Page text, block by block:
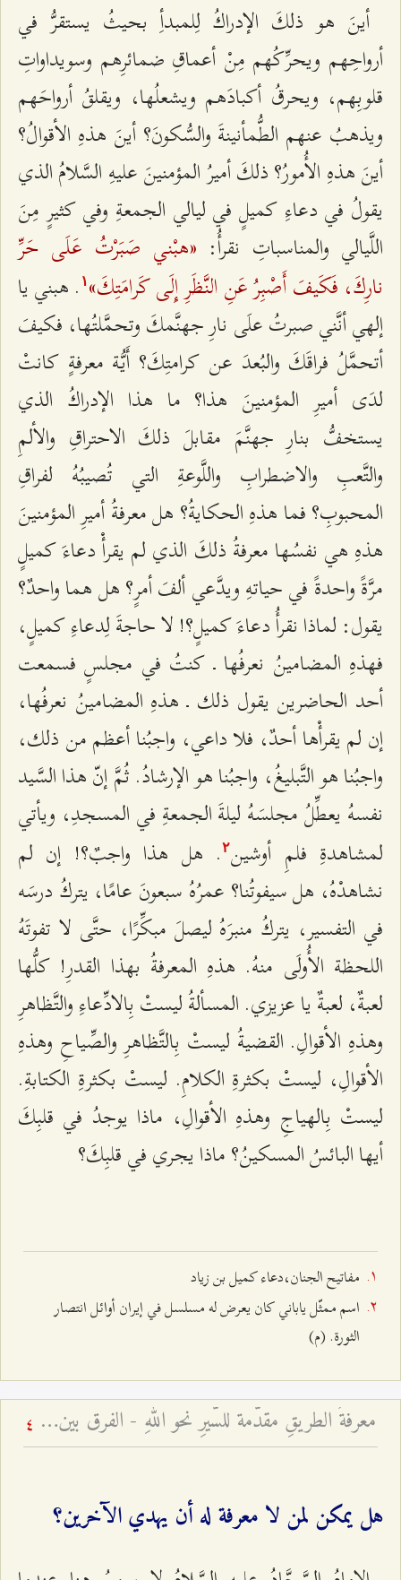
أينَ هو ذلكَ الإدراكُ لِلمبدأِ بحيثُ يستقرُّ في
أرواحِهم ويحرِّكُهم مِنْ أعماقِ ضمائرِهم وسويداواتِ
قلوبِهم، ويحرقُ أكبادَهم ويشعلُها، ويقلقُ أرواحَهم
ويذهبُ عنهم الطُّمأنينةَ والسُّكونَ؟ أينَ هذهِ الأقوالُ؟
أينَ هذهِ الأُمورُ؟ ذلكَ أميرُ المؤمنينَ عليهِ السَّلامُ الذي
يقولُ في دعاءِ كميلٍ في ليالي الجمعةِ وفي كثيرٍ مِنَ
اللَّيالي والمناسباتِ نقرأُ: «هبْني صَبَرْتُ عَلَى حَرِّ
نارِكَ، فَكَيفَ أَصْبِرُ عَنِ النَّظَرِ إِلَى كَرامَتِكَ» ۱ . هبني يا
إلهي أنَّني صبرتُ علَى نارِ جهنَّمكَ وتحمَّلتُها، فكيفَ
أتحمَّلُ فراقَكَ والبُعدَ عن كرامتِكَ؟ أَيُّة معرفةٍ كانتْ
لدَى أميرِ المؤمنينَ هذا؟ ما هذا الإدراكُ الذي
يستخفُّ بنارِ جهنَّمَ مقابلَ ذلكَ الاحتراقِ والألمِ
والتَّعبِ والاضطرابِ واللَّوعةِ التي تُصيبُهُ لفراقِ
المحبوبِ؟ فما هذهِ الحكايةُ؟ هل معرفةُ أميرِ المؤمنينَ
هذهِ هي نفسُها معرفةُ ذلكَ الذي لم يقرأْ دعاءَ كميلٍ
مرَّةً واحدةً في حياتهِ ويدَّعي ألفَ أمرٍ؟ هل هما واحدٌ؟
يقول: لماذا نقرأُ دعاءَ كميلٍ؟! لا حاجةَ لِدعاءِ كميلٍ،
فهذهِ المضامينُ نعرفُها ـ كنتُ في مجلسٍ فسمعت
أحد الحاضرين يقول ذلك ـ هذهِ المضامينُ نعرفُها،
إن لم يقرأْها أحدٌ، فلا داعي، واجبُنا أعظم من ذلك،
واجبُنا هو التَّبليغُ، واجبُنا هو الإرشادُ. ثُمَّ إنّ هذا السَّيد
نفسهُ يعطِّلُ مجلسَهُ ليلةَ الجمعةِ في المسجدِ، ويأتي
لمشاهدةِ فلمِ أوشين٢. هل هذا واجبٌ؟! إن لم
نشاهدْهُ، هل سيفوتُنا؟ عمرُهُ سبعونَ عامًا، يتركُ درسَه
في التفسير، يتركُ منبرَهُ ليصلَ مبكِّرًا، حتَّى لا تفوتَهُ
اللحظة الأُولَى منهُ. هذهِ المعرفةُ بهذا القدرِ! كلُّها
لعبةٌ، لعبةٌ يا عزيزي. المسألةُ ليستْ بِالادِّعاءِ والتَّظاهرِ
وهذهِ الأقوالِ. القضيةُ ليستْ بِالتَّظاهرِ والصِّياحِ وهذهِ
الأقوالِ، ليستْ بكثرةِ الكلامِ. ليستْ بكثرةِ الكتابةِ.
ليستْ بِالهياجِ وهذهِ الأقوالِ، ماذا يوجدُ في قلبِكَ
أيها البائسُ المسكينُ؟ ماذا يجري في قلبِكَ؟
مفاتيح الجنان،دعاء كميل بن زياد
اسم ممثّل ياباني كان يعرض له مسلسل في إيران أوائل انتصار
الثورة. (م)
معرفةُ الطريقِ مقدّمة للسَّيرِ نحو اللهِ - الفرق بين المعرفة الحقّة والادّعاء 4
هل يمكن لمن لا معرفة له أن يهدي الآخرين؟